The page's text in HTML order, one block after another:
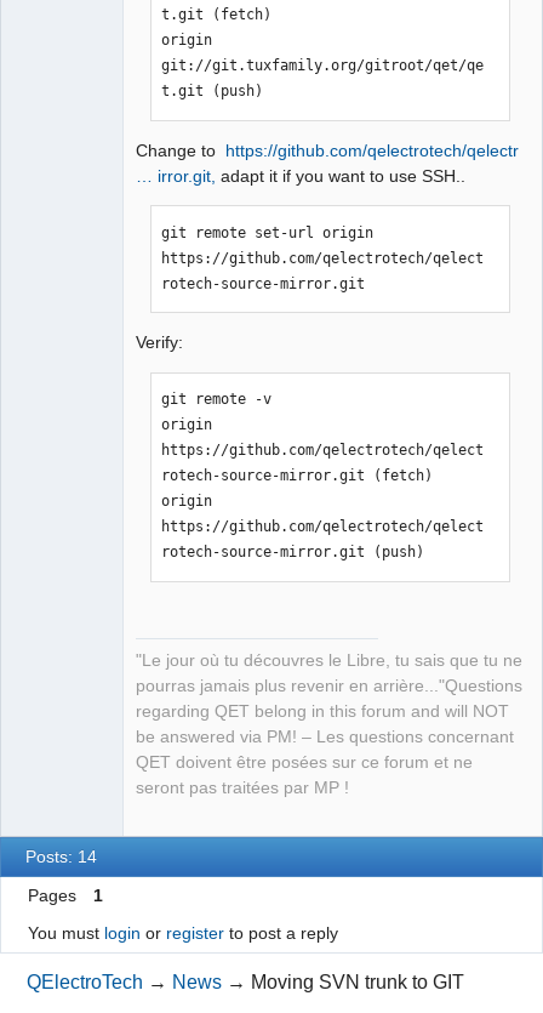
t.git (fetch)
origin
git://git.tuxfamily.org/gitroot/qet/qe
t.git (push)
Change to https://github.com/qelectrotech/qelectr
… irror.git, adapt it if you want to use SSH..
git remote set-url origin
https://github.com/qelectrotech/qelect
rotech-source-mirror.git
Verify:
git remote -v
origin
https://github.com/qelectrotech/qelect
rotech-source-mirror.git (fetch)
origin
https://github.com/qelectrotech/qelect
rotech-source-mirror.git (push)
"Le jour où tu découvres le Libre, tu sais que tu ne
pourras jamais plus revenir en arrière..."Questions
regarding QET belong in this forum and will NOT
be answered via PM! – Les questions concernant
QET doivent être posées sur ce forum et ne
seront pas traitées par MP !
Posts: 14
Pages
1
You must login or registerto post a reply
QElectroTech → News → Moving SVN trunk to GIT